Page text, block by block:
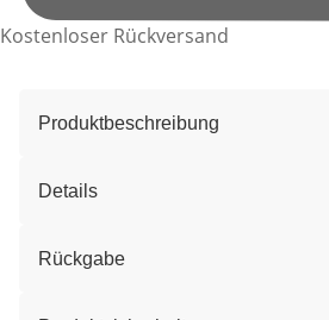
Kostenloser Rückversand
Produktbeschreibung
Details
Rückgabe